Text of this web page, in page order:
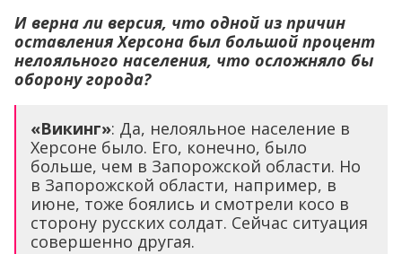
И верна ли версия, что одной из причин
оставления Херсона был большой процент
нелояльного населения, что осложняло бы
оборону города?
«Викинг»: Да, нелояльное население в
Херсоне было. Его, конечно, было
больше, чем в Запорожской области. Но
в Запорожской области, например, в
июне, тоже боялись и смотрели косо в
сторону русских солдат. Сейчас ситуация
совершенно другая.